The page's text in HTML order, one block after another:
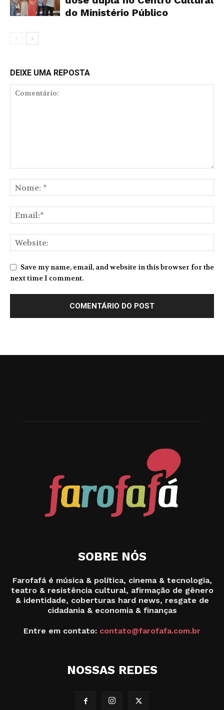
do Ministério Público
DEIXE UMA REPOSTA
Save my name, email, and website in this browser for the
next time I comment.
SOBRE NÓS
Farofafá é música & política, cinema & tecnologia,
teatro & resistência cultural, afirmação de gênero
& identidade, coberturas hard news, resgate de
cidadania & economia & finanças
Entre em contato: contato@farofafa.com.br
NOSSAS REDES